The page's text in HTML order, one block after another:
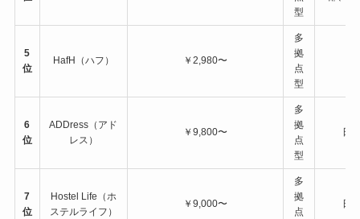
型
5
位
HafH（ハフ） ￥2,980〜
多
拠
点
型
6
位
ADDress（アド
レス）
￥9,800〜
多
拠
点
型
日
7
位
Hostel Life（ホ
ステルライフ）
￥9,000〜
多
拠
点
日